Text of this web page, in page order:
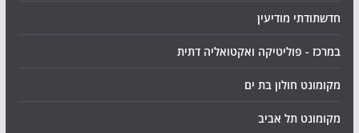
חדשתודתי מודיעין
במרכז - פוליטיקה ואקטואליה דתית
מקומונט חולון בת ים
מקומונט תל אביב